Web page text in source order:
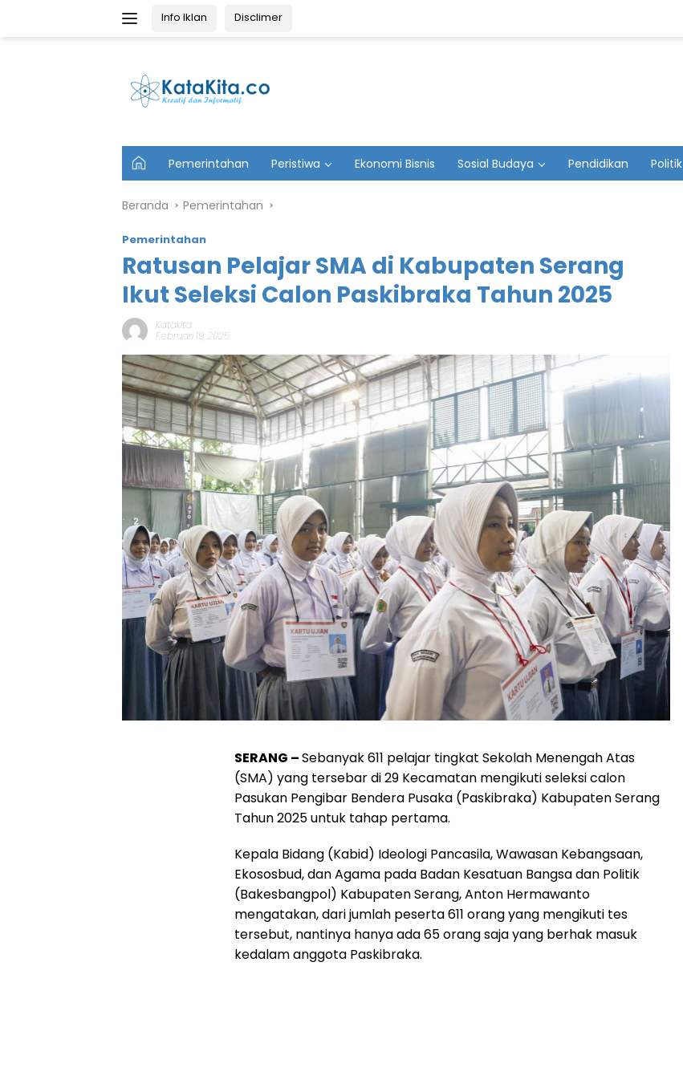
Info Iklan Disclimer
U
t
m
Pemerintahan Peristiwa Ekonomi Bisnis Sosial Budaya Pendidikan Politik
Beranda Pemerintahan
Pemerintahan
Ratusan Pelajar SMA di Kabupaten Serang
Ikut Seleksi Calon Paskibraka Tahun 2025
Katakita
Februari 19, 2025
SERANG –Sebanyak 611 pelajar tingkat Sekolah Menengah Atas
(SMA) yang tersebar di 29 Kecamatan mengikuti seleksi calon
Pasukan Pengibar Bendera Pusaka (Paskibraka) Kabupaten Serang
Tahun 2025 untuk tahap pertama.
Kepala Bidang (Kabid) Ideologi Pancasila, Wawasan Kebangsaan,
Ekososbud, dan Agama pada Badan Kesatuan Bangsa dan Politik
(Bakesbangpol) Kabupaten Serang, Anton Hermawanto
mengatakan, dari jumlah peserta 611 orang yang mengikuti tes
tersebut, nantinya hanya ada 65 orang saja yang berhak masuk
kedalam anggota Paskibraka.